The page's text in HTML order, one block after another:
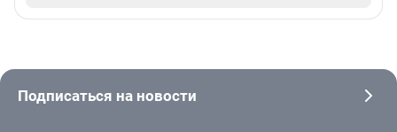
Подписаться на новости